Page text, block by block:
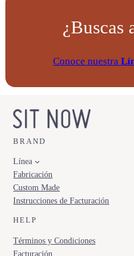
¿Buscas
Conoce nuestra
BRAND
Línea
Fabricación
Custom Made
Instrucciones de Facturación
HELP
Términos y Condiciones
Facturación